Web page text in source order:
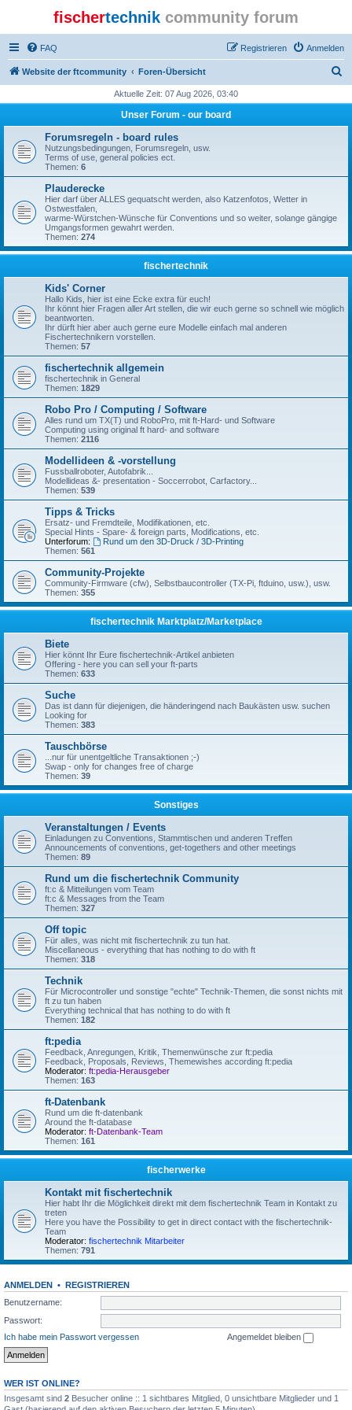
fischertechnik community forum
FAQ Anmelden
Registrieren
Website der ftcommunity Foren-Übersicht
h
Aktuelle Zeit: 07 Aug 2026, 03:40
Unser Forum - our board
Forumsregeln - board rules
Nutzungsbedingungen, Forumsregeln, usw.
Terms of use, general policies ect.
Themen: 6
Plauderecke
Hier darf über ALLES gequatscht werden, also Katzenfotos, Wetter in
Ostwestfalen,
warme-Würstchen-Wünsche für Conventions und so weiter, solange gängige
Umgangsformen gewahrt werden.
Themen: 274
fischertechnik
Kids' Corner
Hallo Kids, hier ist eine Ecke extra für euch!
Ihr könnt hier Fragen aller Art stellen, die wir euch gerne so schnell wie möglich
beantworten.
Ihr dürft hier aber auch gerne eure Modelle einfach mal anderen
Fischertechnikern vorstellen.
Themen: 57
fischertechnik allgemein
fischertechnik in General
Themen: 1829
Robo Pro / Computing / Software
Alles rund um TX(T) und RoboPro, mit ft-Hard- und Software
Computing using original ft hard- and software
Themen: 2116
Modellideen & -vorstellung
Fussballroboter, Autofabrik...
Modellideas &- presentation - Soccerrobot, Carfactory...
Themen: 539
Tipps & Tricks
Ersatz- und Fremdteile, Modifikationen, etc.
Special Hints - Spare- & foreign parts, Modifications, etc.
Unterforum:
Rund um den 3D-Druck / 3D-Printing
Themen: 561
Community-Projekte
Community-Firmware (cfw), Selbstbaucontroller (TX-Pi, ftduino, usw.), usw.
Themen: 355
fischertechnik Marktplatz/Marketplace
Biete
Hier könnt Ihr Eure fischertechnik-Artikel anbieten
Offering - here you can sell your ft-parts
Themen: 633
Suche
Das ist dann für diejenigen, die händeringend nach Baukästen usw. suchen
Looking for
Themen: 383
Tauschbörse
...nur für unentgeltliche Transaktionen ;-)
Swap - only for changes free of charge
Themen: 39
Sonstiges
Veranstaltungen / Events
Einladungen zu Conventions, Stammtischen und anderen Treffen
Announcements of conventions, get-togethers and other meetings
Themen: 89
Rund um die fischertechnik Community
ft:c & Mitteilungen vom Team
ft:c & Messages from the Team
Themen: 327
Off topic
Für alles, was nicht mit fischertechnik zu tun hat.
Miscellaneous - everything that has nothing to do with ft
Themen: 318
Technik
Für Microcontroller und sonstige "echte" Technik-Themen, die sonst nichts mit
ft zu tun haben
Everything technical that has nothing to do with ft
Themen: 182
ft:pedia
Feedback, Anregungen, Kritik, Themenwünsche zur ft:pedia
Feedback, Proposals, Reviews, Themewishes according ft:pedia
Moderator: ft:pedia-Herausgeber
Themen: 163
ft-Datenbank
Rund um die ft-datenbank
Around the ft-database
Moderator: ft-Datenbank-Team
Themen: 161
fischerwerke
Kontakt mit fischertechnik
Hier habt Ihr die Möglichkeit direkt mit dem fischertechnik Team in Kontakt zu
treten
Here you have the Possibility to get in direct contact with the fischertechnik-
Team
Moderator: fischertechnik Mitarbeiter
Themen: 791
ANMELDEN • REGISTRIEREN
Benutzername:
Passwort:
Ich habe mein Passwort vergessen
Angemeldet bleiben
WER IST ONLINE?
Insgesamt sind 2 Besucher online :: 1 sichtbares Mitglied, 0 unsichtbare Mitglieder und 1